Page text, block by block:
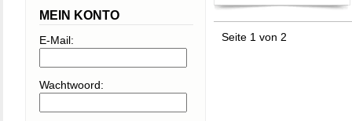
Seite 1 von 2
MEIN KONTO
E-Mail:
Wachtwoord: